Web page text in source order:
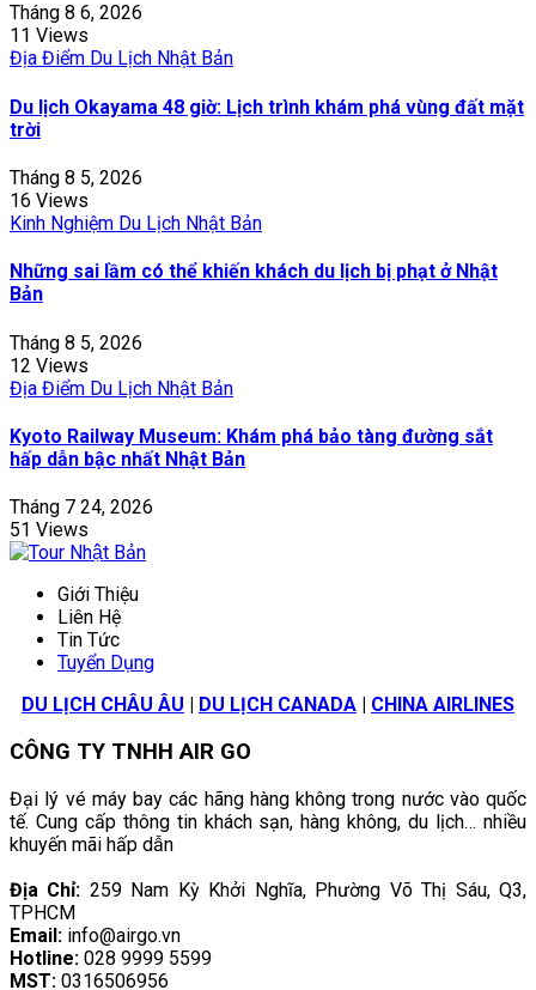
Tháng 8 6, 2026
11 Views
Địa Điểm Du Lịch Nhật Bản
Du lịch Okayama 48 giờ: Lịch trình khám phá vùng đất mặt
trời
Tháng 8 5, 2026
16 Views
Kinh Nghiệm Du Lịch Nhật Bản
Những sai lầm có thể khiến khách du lịch bị phạt ở Nhật
Bản
Tháng 8 5, 2026
12 Views
Địa Điểm Du Lịch Nhật Bản
Kyoto Railway Museum: Khám phá bảo tàng đường sắt
hấp dẫn bậc nhất Nhật Bản
Tháng 7 24, 2026
51 Views
Giới Thiệu
Liên Hệ
Tin Tức
Tuyển Dụng
DU LỊCH CHÂU ÂU | DU LỊCH CANADA | CHINA AIRLINES
CÔNG TY TNHH AIR GO
Đại lý vé máy bay các hãng hàng không trong nước vào quốc
tế. Cung cấp thông tin khách sạn, hàng không, du lịch… nhiều
khuyến mãi hấp dẫn
Địa Chỉ: 259 Nam Kỳ Khởi Nghĩa, Phường Võ Thị Sáu, Q3,
TPHCM
Email: info@airgo.vn
Hotline: 028 9999 5599
MST: 0316506956